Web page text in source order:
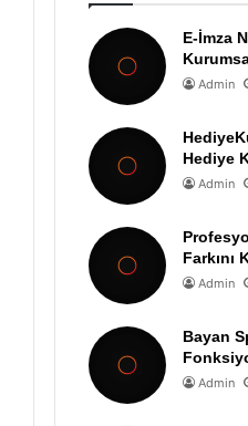
E-İmza
Admin
Hediye
Admin
Farkını
Admin
Bayan
Admin